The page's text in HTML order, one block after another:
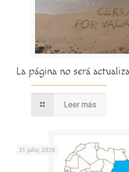
La página no será
Leer más
31 julio, 2026